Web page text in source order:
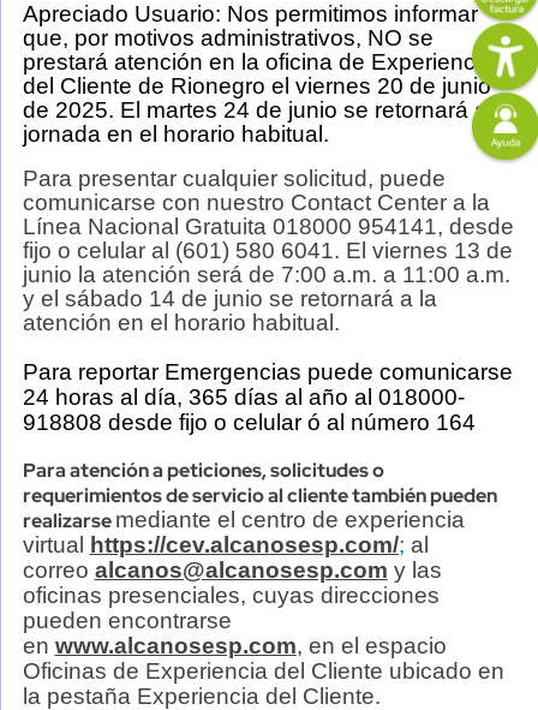
Content
Descripción
Apreciado Usuario: Nos permitimos informar
que, por motivos administrativos, NO se
prestará atención en la oficina de Experiencia
del Cliente de Rionegro el viernes 20 de junio
de 2025. El martes 24 de junio se retornará a la
jornada en el horario habitual.
Para presentar cualquier solicitud, puede
comunicarse con nuestro Contact Center a la
Línea Nacional Gratuita 018000 954141, desde
fijo o celular al (601) 580 6041. El viernes 13 de
junio la atención será de 7:00 a.m. a 11:00 a.m.
y el sábado 14 de junio se retornará a la
atención en el horario habitual.
Para reportar Emergencias puede comunicarse
24 horas al día, 365 días al año al 018000-
918808 desde fijo o celular ó al número 164
Para atención a peticiones, solicitudes o
requerimientos de servicio al cliente también pueden
realizarsemediante el centro de experiencia
virtual
https://cev.alcanosesp.com/; al
correo alcanos@alcanosesp.com y las
oficinas presenciales, cuyas direcciones
pueden encontrarse
en www.alcanosesp.com, en el espacio
Oficinas de Experiencia del Cliente ubicado en
la pestaña Experiencia del Cliente.
Imagen
Imagen